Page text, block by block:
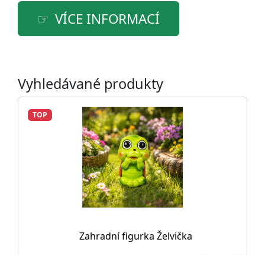
VÍCE INFORMACÍ
Vyhledávané produkty
TOP
Zahradní figurka Želvička